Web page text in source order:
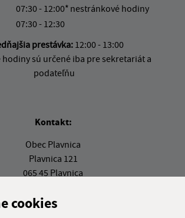
cookies
07:30 - 12:00* nestránkové hodiny
07:30 - 12:30
prestávka: 12:00 - 13:00
sú určené iba pre sekretariát a
podateľňu
Kontakt:
Obec Plavnica
Plavnica 121
065 45 Plavnica
starosta@plavnica.sk
+421 52 42 83 881